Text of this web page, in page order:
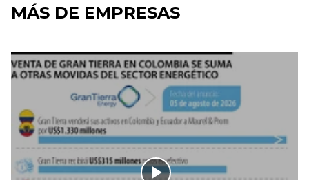
MÁS DE EMPRESAS